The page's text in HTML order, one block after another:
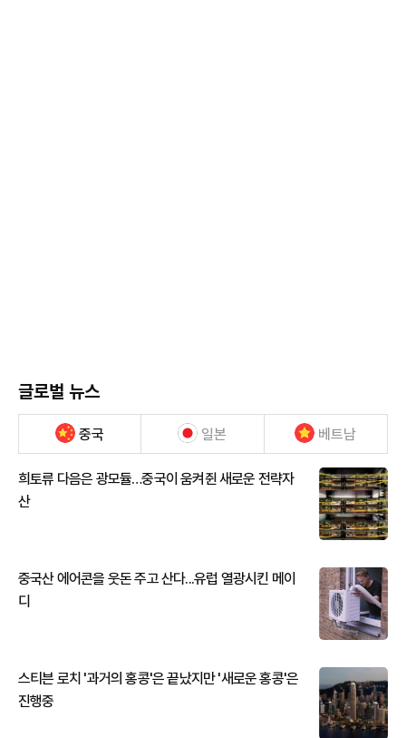
글로벌 뉴스
중국 일본 베트남
희토류 다음은 광모듈…중국이 움켜쥔 새로운 전략자
산
중국산 에어콘을 웃돈 주고 산다...유럽 열광시킨 메이
디
스티븐 로치 '과거의 홍콩'은 끝났지만 '새로운 홍콩'은
진행중